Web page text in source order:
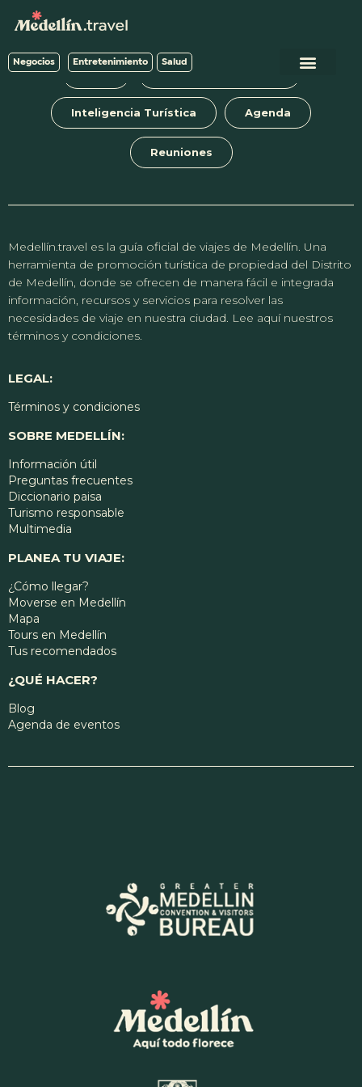
Negocios Entretenimiento Salud
Blog Tours y experiencias
Inteligencia Turística Agenda
Reuniones
Medellín.travel es la guía oficial de viajes de Medellín. Una
herramienta de promoción turística de propiedad del Distrito
de Medellín, donde se ofrecen de manera fácil e integrada
información, recursos y servicios para resolver las
necesidades de viaje en nuestra ciudad. Lee aquí nuestros
términos y condiciones.
LEGAL:
Términos y condiciones
SOBRE MEDELLÍN:
Información útil
Preguntas frecuentes
Diccionario paisa
Turismo responsable
Multimedia
PLANEA TU VIAJE:
¿Cómo llegar?
Moverse en Medellín
Mapa
Tours en Medellín
Tus recomendados
¿QUÉ HACER?
Blog
Agenda de eventos